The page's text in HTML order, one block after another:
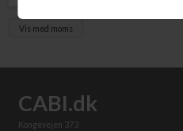
Vis med moms
CABI.dk
Kongevejen 373